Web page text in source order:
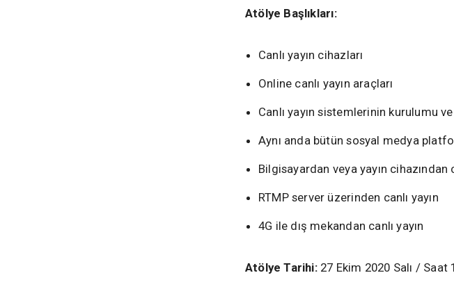
Atölye Başlıkları:
Canlı yayın cihazları
Online canlı yayın araçları
Canlı yayın sistemlerinin kurulumu
Aynı anda bütün sosyal medya
Bilgisayardan veya yayın cihazından
RTMP server üzerinden canlı yayın
4G ile dış mekandan canlı yayın
Atölye Tarihi: 27 Ekim 2020 Salı / Saat